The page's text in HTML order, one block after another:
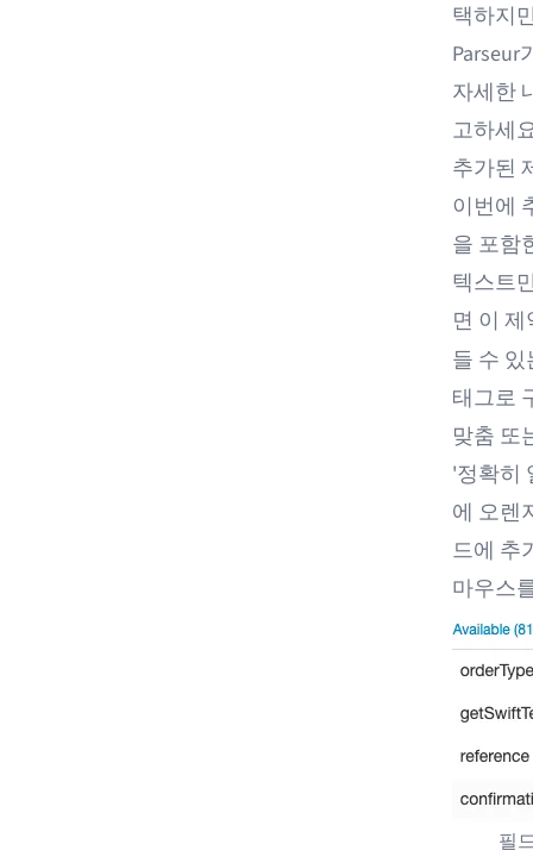
택하지
Parseur
자세한
고하세
추가된
이번에
을 포함
텍스트
면 이
들 수
태그로
맞춤 또
'정확히
에 오렌
드에 추
마우스
필